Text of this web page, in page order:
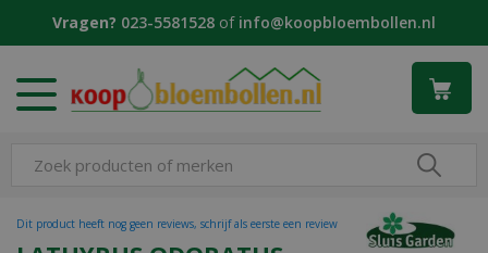
Vragen? 023-5581528 of info@koopbloembollen.nl
Dit product heeft nog geen reviews, schrijf als eerste een review